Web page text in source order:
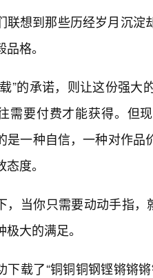
联想到那些历经岁月沉
格。
”的承诺，则让这份强
需要付费才能获得。但
是一种自信，一种对作
度。
，当你只需要动动手指，
大的满足。
下载了“铜铜铜钢铿锵锵